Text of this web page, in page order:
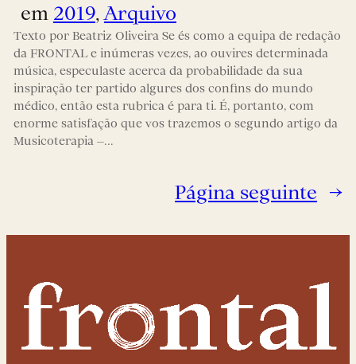
em 2019, Arquivo
Texto por Beatriz Oliveira Se és como a equipa de redação
da FRONTAL e inúmeras vezes, ao ouvires determinada
música, especulaste acerca da probabilidade da sua
inspiração ter partido algures dos confins do mundo
médico, então esta rubrica é para ti. É, portanto, com
enorme satisfação que vos trazemos o segundo artigo da
Musicoterapia –…
Página seguinte →